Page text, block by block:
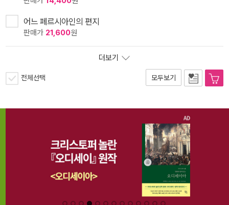
어느 페르시아인의 편지
판매가 21,600원
더보기
전체선택 모두보기